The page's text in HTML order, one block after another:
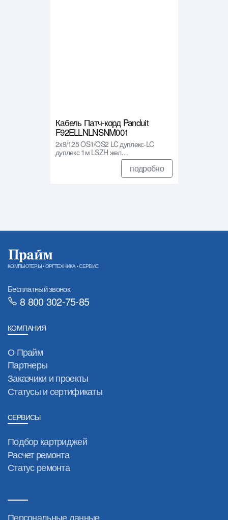
Кабель Патч-корд Panduit
F92ELLNLNSNM001
2x9/125 OS1/OS2 LC дуплекс-LC
дуплекс 1м LSZH жел…
подробно
КОМПЬЮТЕРЫ • ОРГТЕХНИКА • СЕРВИС
Бесплатный звонок
8 800 302-75-85
КОМПАНИЯ
О Прайм
Партнеры
Заказчики и проекты
Статусы и сертификаты
СЕРВИСЫ
Подбор картриджей
Расчет ремонта
Статус ремонта
Персональные данные